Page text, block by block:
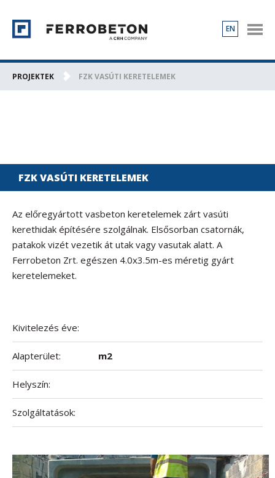
TERMÉKEK
EN
PROJEKTEK FZK VASÚTI KERETELEMEK
FZK VASÚTI KERETELEMEK
Az előregyártott vasbeton keretelemek zárt vasúti
kerethidak építésére szolgálnak. Elsősorban csatornák,
patakok vizét vezetik át utak vagy vasutak alatt. A
Ferrobeton Zrt. egészen 4.0x3.5m-es méretig gyárt
keretelemeket.
Kivitelezés éve:
Alapterület: m2
Helyszín:
Szolgáltatások: